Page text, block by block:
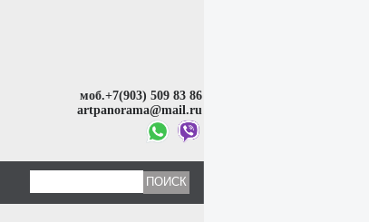
моб.+7(903) 509 83 86
artpanorama@mail.ru